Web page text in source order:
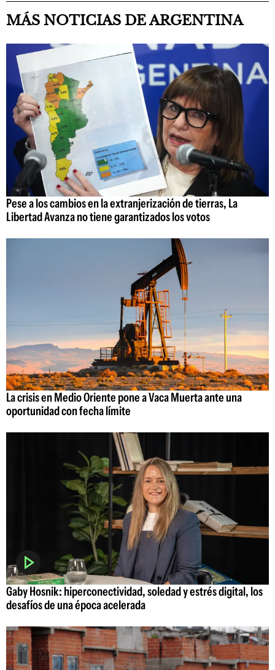
MÁS NOTICIAS DE ARGENTINA
Pese a los cambios en la extranjerización de tierras, La
Libertad Avanza no tiene garantizados los votos
La crisis en Medio Oriente pone a Vaca Muerta ante una
oportunidad con fecha límite
Gaby Hosnik: hiperconectividad, soledad y estrés digital, los
desafíos de una época acelerada